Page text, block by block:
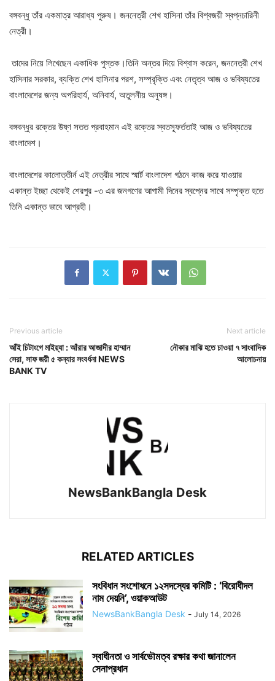
বঙ্গবন্ধু তাঁর একমাত্র আরাধ্য পুরুষ। জননেত্রী শেখ হাসিনা তাঁর বিশ্বজয়ী স্বপ্নচারিনী
নেত্রী।
তাদের নিয়ে লিখেছেন একাধিক পুস্তক।তিনি অন্তর দিয়ে বিশ্বাস করেন, জননেত্রী শেখ
হাসিনার সরকার, ব্যক্তি শেখ হাসিনার পরশ, সম্প্রৃক্তি এবং নেতৃত্ব আজ ও ভবিষ্যতের
বাংলাদেশের জন্য অপরিহার্য, অনিবার্য, অতুলনীয় অনুষঙ্গ।
বঙ্গবন্ধুর রক্তের উষ্ণ সতত প্রবাহমান এই রক্তের স্বতস্ফূর্ততাই আজ ও ভবিষ্যতের
বাংলাদেশ।
বাংলাদেশের কালোত্তীর্ন এই নেত্রীর সাথে স্মার্ট বাংলাদেশ গঠনে কাজ করে যাওয়ার
একান্ত ইচ্ছা থেকেই শেরপুর -৩ এর জনগণের আগামী দিনের স্বপ্নের সাথে সম্পৃক্ত হতে
তিনি একান্ত ভাবে আগ্রহী।
Previous article
আঁই চিটাংগে মাইয়্যা : আঁরার আজাদীর হাম্মান
সেরা, সাফ জয়ী ৫ কন্যার সংবর্ধনা NEWS
BANK TV
Next article
নৌকার মাঝি হতে চাওয়া ৭ সাংবাদিক
আলোচনায়
NewsBankBangla Desk
RELATED ARTICLES
সংবিধান সংশোধনে ১২সদস্যের কমিটি : ‘বিরোধীদল
নাম দেয়নি’, ওয়াকআউট
NewsBankBangla Desk - July 14, 2026
স্বাধীনতা ও সার্বভৌমত্ব রক্ষার কথা জানালেন
সেনাপ্রধান